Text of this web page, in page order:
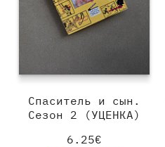
Спаситель и сын.
Сезон 2 (УЦЕНКА)
6.25€